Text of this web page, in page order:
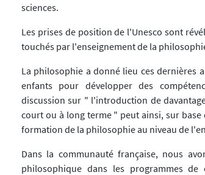
sciences.
Les prises de position de l'Unesco sont
touchés par l'enseignement de la
La philosophie a donné lieu ces dernières
enfants pour développer des
discussion sur " l'introduction de
court ou à long terme " peut ainsi, sur
formation de la philosophie au niveau de
Dans la communauté française, nous
philosophique dans les programmes